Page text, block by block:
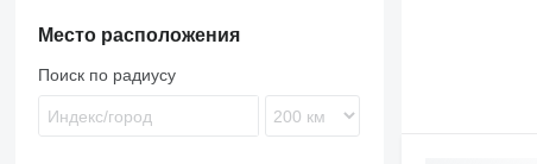
Место расположения
Поиск по радиусу